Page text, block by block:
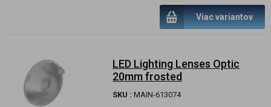
Viac variantov
LED Lighting Lenses Optic
20mm frosted
SKU : MAIN-613074